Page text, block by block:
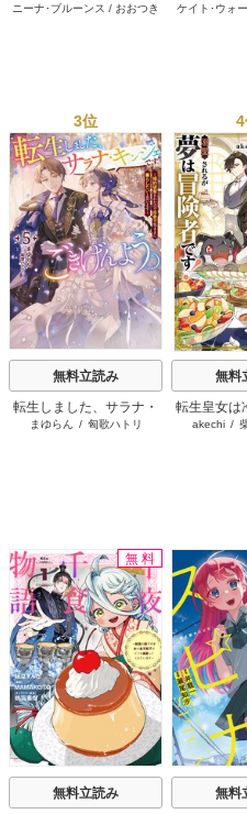
セット 2026年 vol.1063
ニーナ･ブルーンス / おおつき
セット
ケイト･ウォ
3位
無料立読み
転生しました、サラナ・
キンジェです。ごきげん
まゆらん / 匈歌ハトリ
無料
転生皇女は
に溺愛され
akechi/
無料
無料立読み
無料